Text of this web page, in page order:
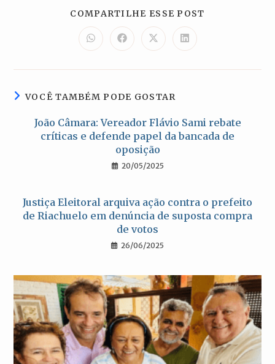
COMPARTILHE ESSE POST
Abre
em
nova
Abre
em
nova
Abre
em
nova
Abre
em
nova
VOCÊ TAMBÉM PODE GOSTAR
João Câmara: Vereador Flávio Sami rebate
críticas e defende papel da bancada de
oposição
20/05/2025
Justiça Eleitoral arquiva ação contra o prefeito
de Riachuelo em denúncia de suposta compra
de votos
26/06/2025